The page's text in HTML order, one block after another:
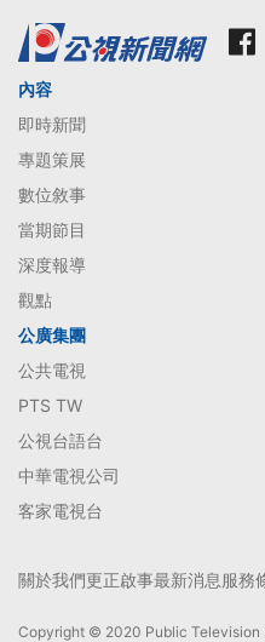
內容
即時新聞
專題策展
數位敘事
當期節目
深度報導
觀點
公廣集團
公共電視
PTS TW
公視台語台
中華電視公司
客家電視台
關於我們更正啟事最新消息服務
Copyright © 2020 Public Television